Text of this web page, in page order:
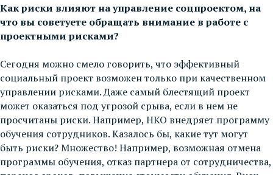
Как риски влияют на управление соцпроектом, на
что вы советуете обращать внимание в работе с
проектными рисками?
Сегодня можно смело говорить, что эффективный
социальный проект возможен только при качественном
управлении рисками. Даже самый блестящий проект
может оказаться под угрозой срыва, если в нем не
просчитаны риски. Например, НКО внедряет программу
обучения сотрудников. Казалось бы, какие тут могут
быть риски? Множество! Например, возможная отмена
программы обучения, отказ партнера от сотрудничества,